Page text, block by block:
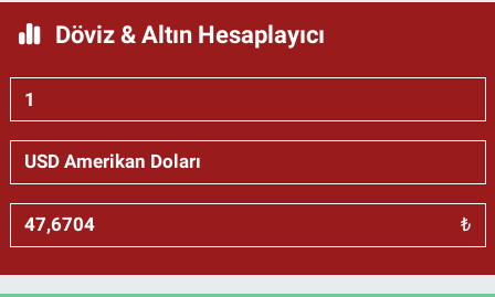
Döviz & Altın Hesaplayıcı
₺